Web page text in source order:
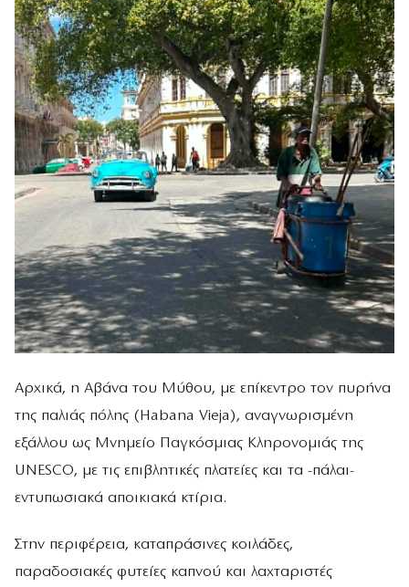
Αρχικά, η Αβάνα του Μύθου, με επίκεντρο τον πυρήνα
της παλιάς πόλης (Habana Vieja), αναγνωρισμένη
εξάλλου ως Μνημείο Παγκόσμιας Κληρονομιάς της
UNESCO, με τις επιβλητικές πλατείες και τα -πάλαι-
εντυπωσιακά αποικιακά κτίρια.
Στην περιφέρεια, καταπράσινες κοιλάδες,
παραδοσιακές φυτείες καπνού και λαχταριστές